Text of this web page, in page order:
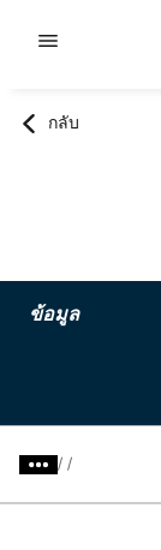
กลับ
ข้อมูล
/